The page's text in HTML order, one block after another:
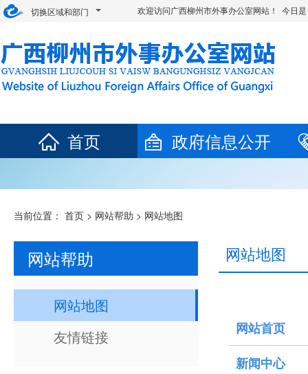
切换区域和部门 欢迎访问广西柳州市外事办公室网站！ 今日
首页 政府信息公开
当前位置： 首页 > 网站帮助 > 网站地图
网站帮助
网站地图
友情链接
网站地图
网站首页
新闻中心